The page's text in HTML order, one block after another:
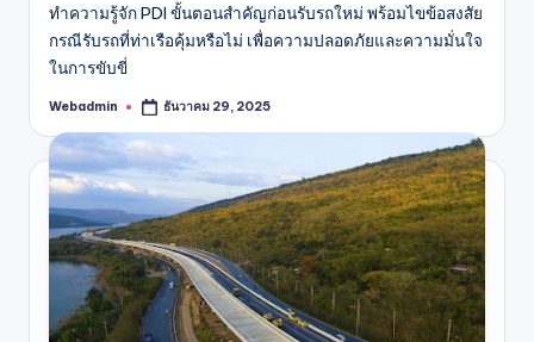
ทำความรู้จัก PDI ขั้นตอนสำคัญก่อนรับรถใหม่ พร้อมไขข้อสงสัย
กรณีรับรถที่ท่าเรือคุ้มหรือไม่ เพื่อความปลอดภัยและความมั่นใจ
ในการขับขี่
Posted
Webadmin ธันวาคม 29, 2025